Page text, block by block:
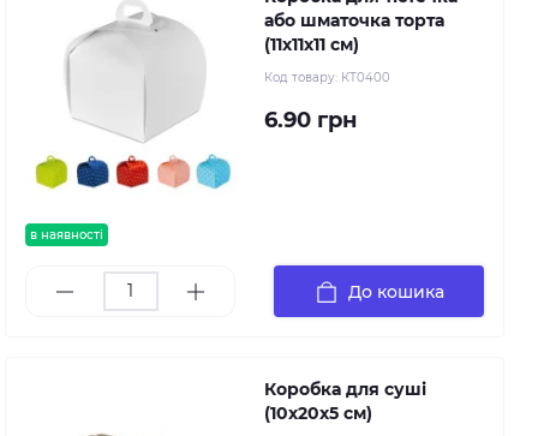
в наявності
або шматочка торта
(11х11х11 см)
Код товару: КТ0400
6.90 грн
До кошика
Коробка для суші
(10х20х5 см)